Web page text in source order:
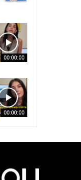
00:00:00
00:00:00